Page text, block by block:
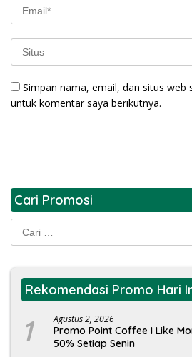
Simpan nama, email, dan situs web
untuk komentar saya berikutnya.
Cari Promosi
Cari
untuk:
Rekomendasi Promo Hari
1 Agustus 2, 2026
Promo Point Coffee I Like
50% Setiap Senin